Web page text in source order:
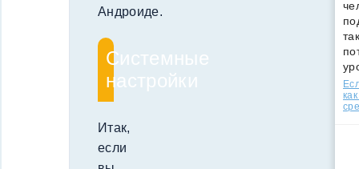
Андроиде.
Системные
настройки
Итак,
если